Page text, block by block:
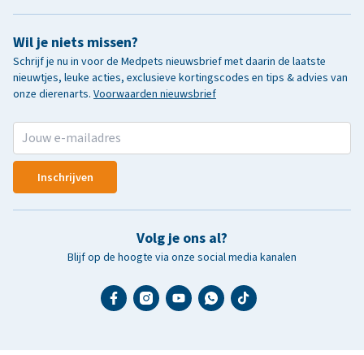
Wil je niets missen?
Schrijf je nu in voor de Medpets nieuwsbrief met daarin de laatste
nieuwtjes, leuke acties, exclusieve kortingscodes en tips & advies van
onze dierenarts. Voorwaarden nieuwsbrief
Inschrijven
Volg je ons al?
Blijf op de hoogte via onze social media kanalen